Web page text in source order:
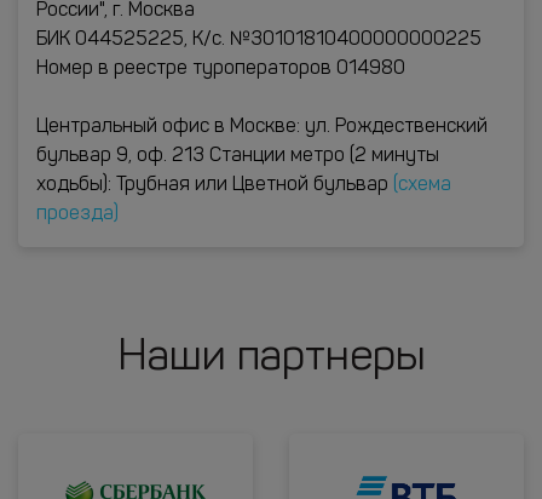
России", г. Москва
БИК 044525225, К/с. №30101810400000000225
Номер в реестре туроператоров 014980
Центральный офис в Москве: ул. Рождественский
бульвар 9, оф. 213 Станции метро (2 минуты
ходьбы): Трубная или Цветной бульвар
(схема
проезда)
Наши партнеры